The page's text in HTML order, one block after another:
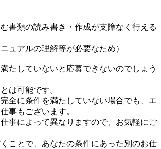
書類の読み書き・作成が支障なく行える
ュアルの理解等が必要なため）
たしていないと応募できないのでしょう
は可能です。
全に条件を満たしていない場合でも、エ
事もございます。
事によって異なりますので、お気軽にご
ことで、あなたの条件にあった別のお仕